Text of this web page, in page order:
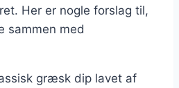
Her er nogle forslag til,
sammen med
græsk dip lavet af